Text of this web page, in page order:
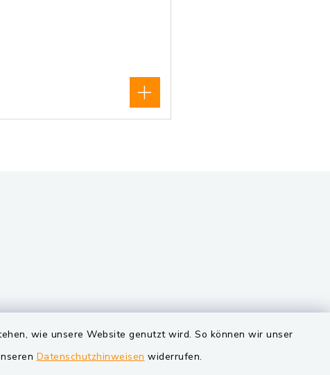
wie unsere Website genutzt wird. So können wir unser
Datenschutzhinweisen widerrufen.
VG und Gemeinden
Markt Schwarzenfeld